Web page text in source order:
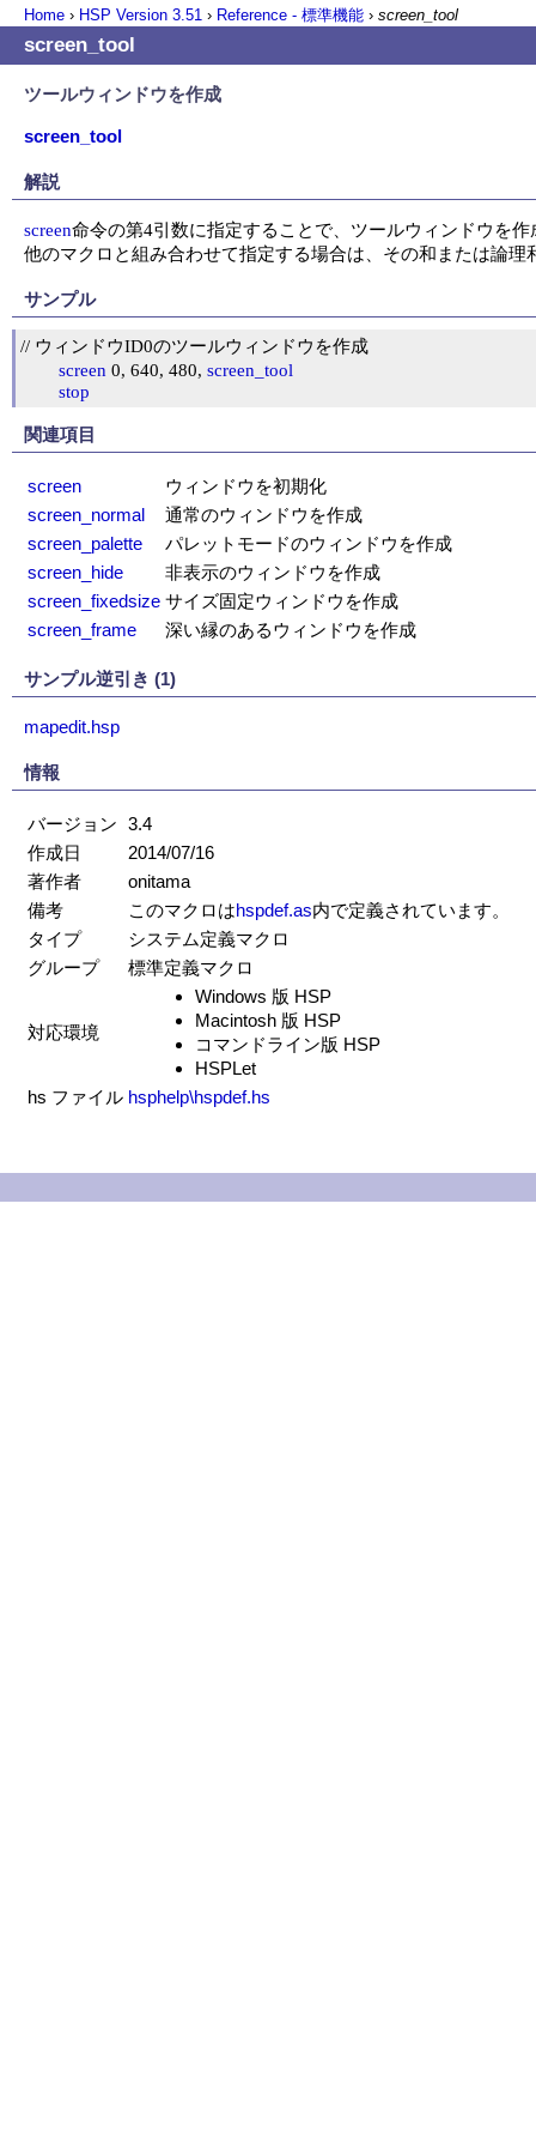
Home › HSP Version 3.51 › Reference - 標準機能 › screen_tool
screen_tool
ツールウィンドウを作成
screen_tool
解説
screen命令の第4引数に指定することで、ツールウィンドウを作
他のマクロと組み合わせて指定する場合は、その和または論理
サンプル
// ウィンドウID0のツールウィンドウを作成
screen 0, 640, 480, screen_tool
stop
関連項目
screen
ウィンドウを初期化
screen_normal
通常のウィンドウを作成
screen_palette
パレットモードのウィンドウを作成
screen_hide
非表示のウィンドウを作成
screen_fixedsize サイズ固定ウィンドウを作成
screen_frame
深い縁のあるウィンドウを作成
サンプル逆引き (1)
mapedit.hsp
情報
バージョン 3.4
作成日
2014/07/16
著作者
onitama
備考
このマクロはhspdef.as内で定義されています。
タイプ
システム定義マクロ
グループ
標準定義マクロ
対応環境
Windows 版 HSP
Macintosh 版 HSP
コマンドライン版 HSP
HSPLet
hs ファイル hsphelp\hspdef.hs